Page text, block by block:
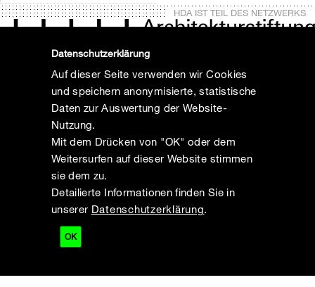
HDA IST TEIL DES NETZWERKS
Datenschutzerklärung
Auf dieser Seite verwenden wir Cookies
und speichern anonymisierte, statistische
Daten zur Auswertung der Website-
Nutzung.
Mit dem Drücken von "OK" oder dem
Weitersurfen auf dieser Website stimmen
sie dem zu.
Detailierte Informationen finden Sie in
unserer Datenschutzerklärung.
OK